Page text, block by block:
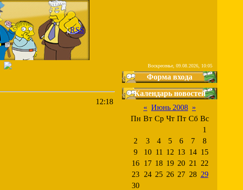
|RSS
Воскресенье, 09.08.2026, 10:05
12:18
Форма входа
Календарь новостей
« Июнь 2008 »
Пн Вт Ср Чт Пт Сб Вс
1
2
3 4 5 6 7
8
9
10 11 12 13 14 15
16 17 18 19 20 21
22
23 24 25 26 27 28 29
30